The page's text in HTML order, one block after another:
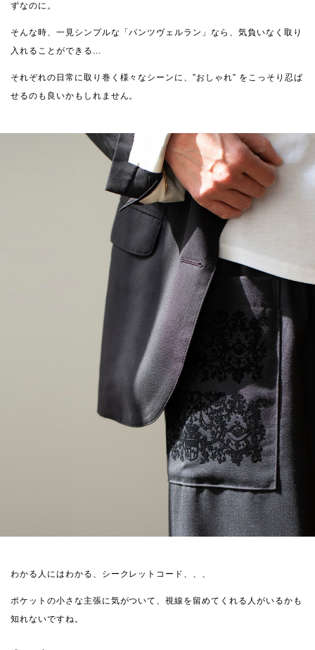
ずなのに。
そんな時、一見シンプルな「パンツヴェルラン」なら、気負いなく取り
入れることができる...
それぞれの日常に取り巻く様々なシーンに、”おしゃれ” をこっそり忍ば
せるのも良いかもしれません。
わかる人にはわかる、シークレットコード、、、
ポケットの小さな主張に気がついて、視線を留めてくれる人がいるかも
知れないですね。